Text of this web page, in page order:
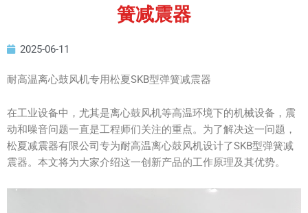
簧减震器
2025-06-11
耐高温离心鼓风机专用松夏SKB型弹簧减震器
在工业设备中，尤其是离心鼓风机等高温环境下的机械设备，震
动和噪音问题一直是工程师们关注的重点。为了解决这一问题，
松夏减震器有限公司专为耐高温离心鼓风机设计了SKB型弹簧减
震器。本文将为大家介绍这一创新产品的工作原理及其优势。